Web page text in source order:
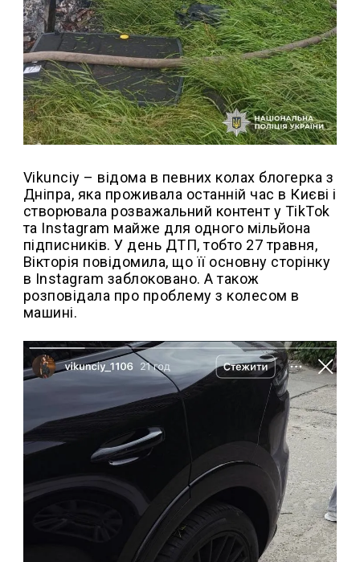
Vikunciy – відома в певних колах блогерка з
Дніпра, яка проживала останній час в Києві і
створювала розважальний контент у TikTok
та Instagram майже для одного мільйона
підписників. У день ДТП, тобто 27 травня,
Вікторія повідомила, що її основну сторінку
в Instagram заблоковано. А також
розповідала про проблему з колесом в
машині.